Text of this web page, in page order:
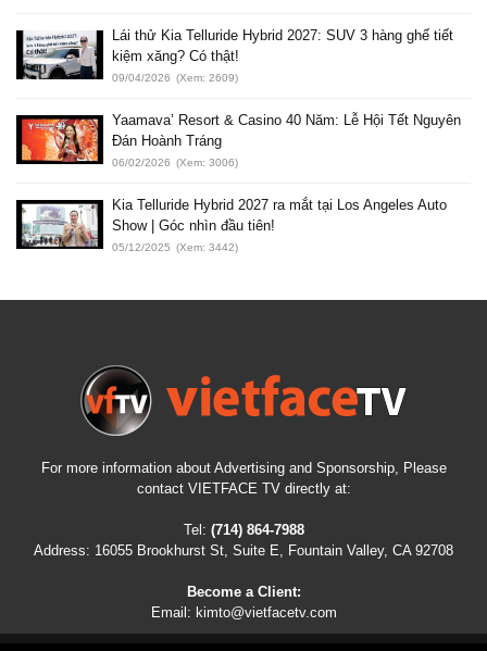
Lái thử Kia Telluride Hybrid 2027: SUV 3 hàng ghế tiết
kiệm xăng? Có thật!
09/04/2026 (Xem: 2609)
Yaamava’ Resort & Casino 40 Năm: Lễ Hội Tết Nguyên
Đán Hoành Tráng
06/02/2026 (Xem: 3006)
Kia Telluride Hybrid 2027 ra mắt tại Los Angeles Auto
Show | Góc nhìn đầu tiên!
05/12/2025 (Xem: 3442)
For more information about Advertising and Sponsorship, Please
contact VIETFACE TV directly at:
Tel: (714) 864-7988
Address: 16055 Brookhurst St, Suite E, Fountain Valley, CA 92708
Become a Client:
Email: kimto@vietfacetv.com